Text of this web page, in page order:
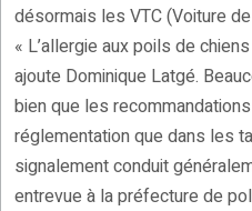
désormais les VTC (Voiture
« L’allergie aux poils de
ajoute Dominique Latgé.
bien que les
réglementation que dans les
signalement conduit
entrevue à la préfecture de